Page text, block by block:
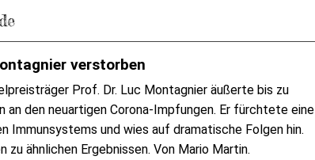
verstorben
Prof. Dr. Luc Montagnier äußerte bis zu
an den neuartigen Corona-Impfungen. Er fürchtete eine
Immunsystems und wies auf dramatische Folgen hin.
zu ähnlichen Ergebnissen. Von Mario Martin.